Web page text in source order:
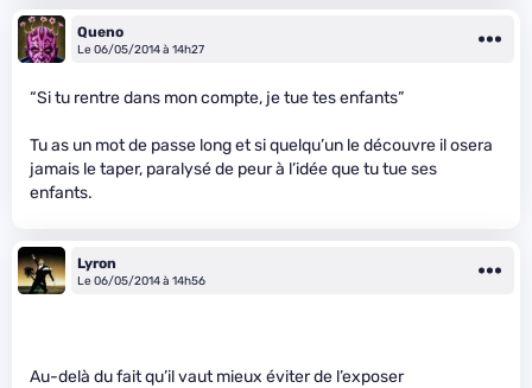
Queno
Le 06/05/2014 à 14h27
“Si tu rentre dans mon compte, je tue tes enfants”
Tu as un mot de passe long et si quelqu’un le découvre il osera
jamais le taper, paralysé de peur à l’idée que tu tue ses
enfants.
Lyron
Le 06/05/2014 à 14h56
Au-delà du fait qu’il vaut mieux éviter de l’exposer